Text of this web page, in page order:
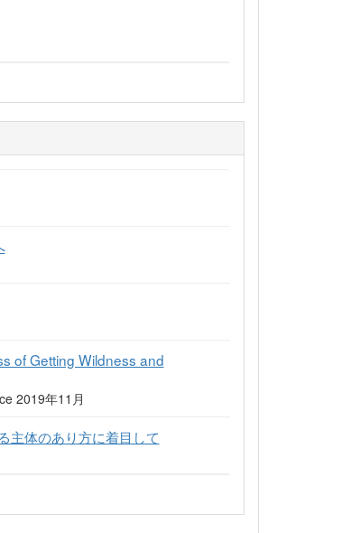
of Getting Wildness and
2019年11月
主体のあり方に着目して